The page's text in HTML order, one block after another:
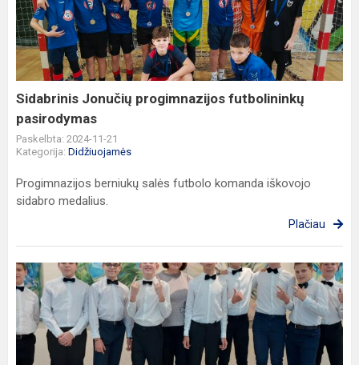
futbolininkų
pasirodymas
Sidabrinis Jonučių progimnazijos futbolininkų
pasirodymas
Paskelbta: 2024-11-21
Kategorija: Didžiuojamės
Progimnazijos berniukų salės futbolo komanda iškovojo
sidabro medalius.
Plačiau
Konkursas
„Dainos,
kurios
įkvepia“